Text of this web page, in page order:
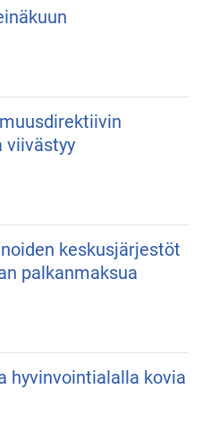
viivästyy
keskusjärjestöt
palkanmaksua
hyvinvointialalla kovia